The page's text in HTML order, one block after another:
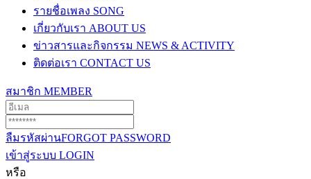
รายชื่อเพลง SONG
เกี่ยวกับเรา ABOUT US
ข่าวสารและกิจกรรม NEWS & ACTIVITY
ติดต่อเรา CONTACT US
สมาชิก MEMBER
ลืมรหัสผ่านFORGOT PASSWORD
เข้าสู่ระบบ LOGIN
หรือ